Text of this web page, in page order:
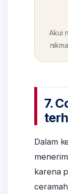
Akui
7.
Dalam
karena